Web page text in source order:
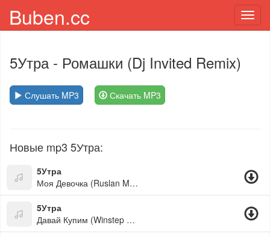
Buben.cc
5Утра- Ромашки (Dj Invited Remix)
Слушать MP3 Скачать MP3
Новые mp3 5Утра:
5Утра
Моя Девочка (Ruslan Mishin Remix)
5Утра
Давай Купим (Winstep Remix)